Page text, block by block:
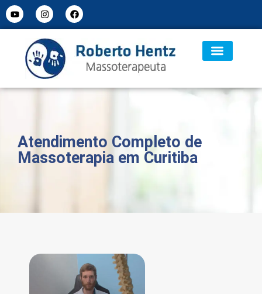
Atendimento Completo de
Massoterapia em Curitiba